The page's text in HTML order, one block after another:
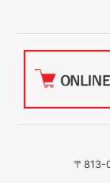
〒813-